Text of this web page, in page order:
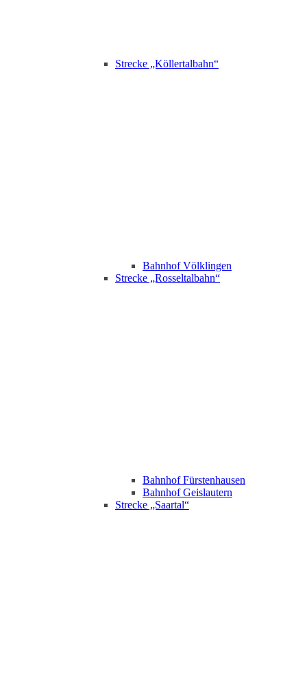
Strecke „Köllertalbahn“
Bahnhof Völklingen
Strecke „Rosseltalbahn“
Bahnhof Fürstenhausen
Bahnhof Geislautern
Strecke „Saartal“